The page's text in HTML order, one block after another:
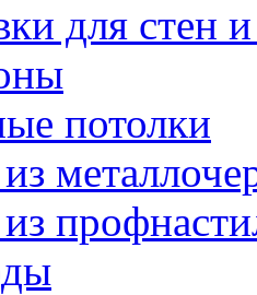
для стен
потолки